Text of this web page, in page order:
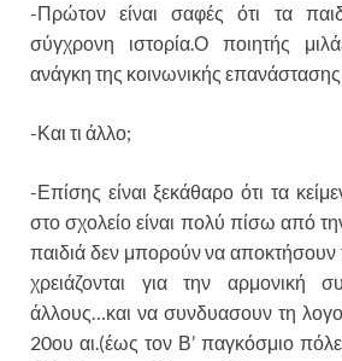
-Πρώτον είναι σαφές ότι τα
σύγχρονη ιστορία.Ο ποιητής
ανάγκη της κοινωνικής
-Και τι άλλο;
-Επίσης είναι ξεκάθαρο ότι τα
στο σχολείο είναι πολύ πίσω από
παιδιά δεν μπορούν να αποκτήσουν
χρειάζονται για την αρμονική
άλλους…και να συνδυασουν τη
20ου αι.(έως τον Β’ παγκόσμιο